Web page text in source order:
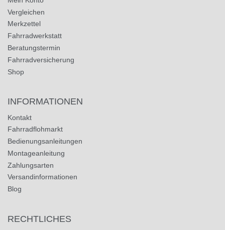
Vergleichen
Merkzettel
Fahrradwerkstatt
Beratungstermin
Fahrradversicherung
Shop
INFORMATIONEN
Kontakt
Fahrradflohmarkt
Bedienungsanleitungen
Montageanleitung
Zahlungsarten
Versandinformationen
Blog
RECHTLICHES